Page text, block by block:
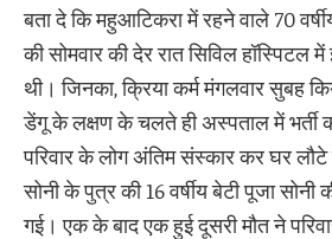
बता दे कि महुआटिकरा में रहने वाले 70
की सोमवार की देर रात सिविल हॉस्पिटल
थी। जिनका, क्रिया कर्म मंगलवार सुबह
डेंगू के लक्षण के चलते ही अस्पताल में भर्ती
परिवार के लोग अंतिम संस्कार कर घर लौटे
सोनी के पुत्र की 16 वर्षीय बेटी पूजा
गई। एक के बाद एक हुई दूसरी मौत ने